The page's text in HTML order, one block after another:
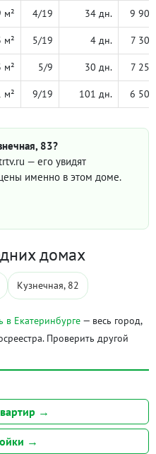
м² 4/19 34 дн. 9
м² 5/19 4 дн. 7
м² 5/9 30 дн. 7
м² 9/19 101 дн. 6
83?
— его увидят
именно в этом доме.
домах
Кузнечная, 82
Екатеринбурге — весь город,
Проверить другой
→
→